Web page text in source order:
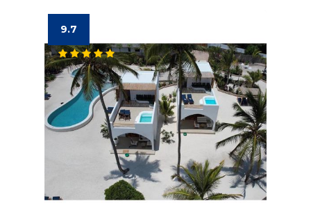
9.7